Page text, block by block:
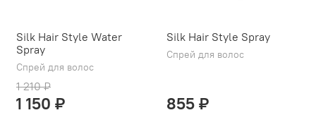
Silk Hair Style Water
Spray
Спрей для волос
1 210 ₽
1 150 ₽
Silk Hair Style Spray
Спрей для волос
855 ₽